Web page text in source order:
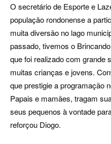
O secretário de Esporte e
população rondonense a
muita diversão no lago
passado, tivemos o
que foi realizado com grande
muitas crianças e jovens.
que prestigie a programação
Papais e mamães, tragam
seus pequenos à vontade
reforçou Diogo.